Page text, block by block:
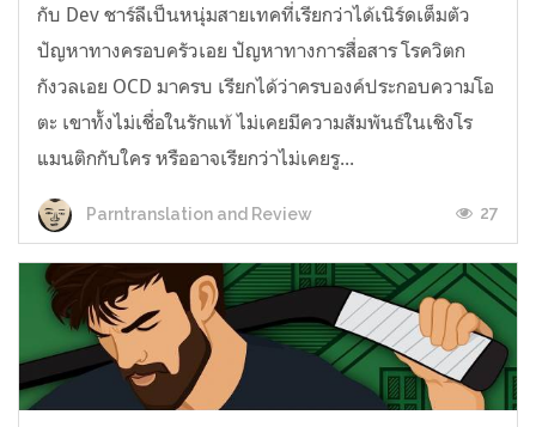
กับ Dev ชาร์ลีเป็นหนุ่มสายเทคที่เรียกว่าได้เนิร์ดเต็มตัว
ปัญหาทางครอบครัวเอย ปัญหาทางการสื่อสาร โรควิตก
กังวลเอย OCD มาครบ เรียกได้ว่าครบองค์ประกอบความโอ
ตะ เขาทั้งไม่เชื่อในรักแท้ ไม่เคยมีความสัมพันธ์ในเชิงโร
แมนติกกับใคร หรืออาจเรียกว่าไม่เคยรู...
Parntranslation and Review 27